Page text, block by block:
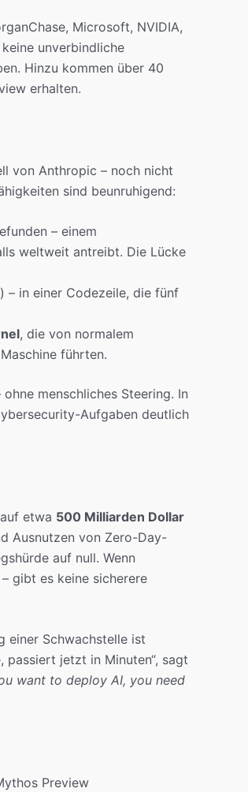
Microsoft, NVIDIA,
unverbindliche
Hinzu kommen über 40
erhalten.
von Anthropic – noch nicht
sind beunruhigend:
– einem
weltweit antreibt. Die Lücke
– in einer Codezeile, die fünf
, die von normalem
führten.
menschliches Steering. In
Aufgaben deutlich
etwa 500 Milliarden Dollar
Ausnutzen von Zero-Day-
auf null. Wenn
gibt es keine sicherere
einer Schwachstelle ist
passiert jetzt in Minuten“, sagt
want to deploy AI, you need
Preview